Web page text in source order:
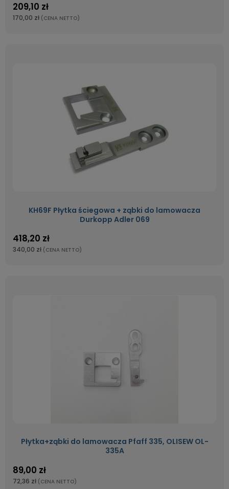
209,10 zł
170,00 zł (CENA NETTO)
KH69F Płytka ściegowa + ząbki do lamowacza
Durkopp Adler 069
418,20 zł
340,00 zł (CENA NETTO)
Płytka+ząbki do lamowacza Pfaff 335, OLISEW OL-
335A
89,00 zł
72,36 zł (CENA NETTO)